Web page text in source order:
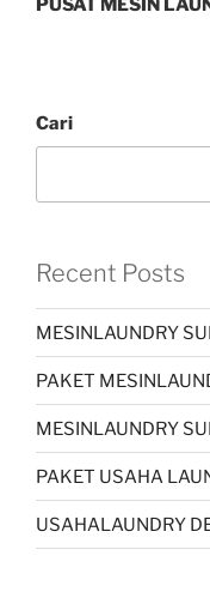
PUSAT MESIN
Cari
Recent Posts
MESINLAUNDRY
PAKET
MESINLAUNDRY
PAKET USAHA
USAHALAUNDRY